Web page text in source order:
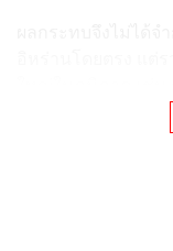
ระหว่างยุโรป–เอเ
ทางหรือการต่อเค